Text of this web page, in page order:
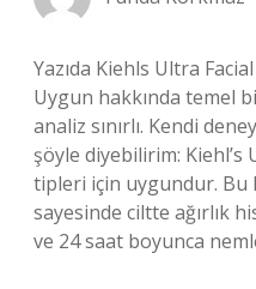
Yazıda Kiehls Ultra
Uygun hakkında temel
analiz sınırlı. Kendi
şöyle diyebilirim: Kiehl’s
tipleri için uygundur.
sayesinde ciltte ağırlık
ve 24 saat boyunca